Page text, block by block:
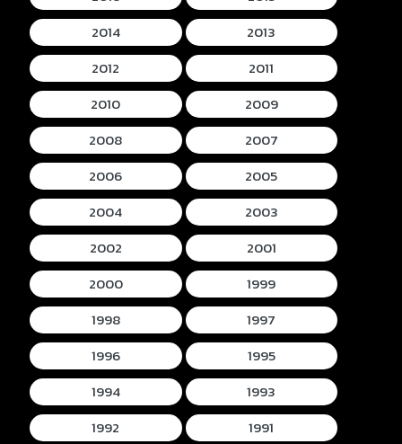
2014
2013
2012
2011
2010
2009
2008
2007
2006
2005
2004
2003
2002
2001
2000
1999
1998
1997
1996
1995
1994
1993
1992
1991